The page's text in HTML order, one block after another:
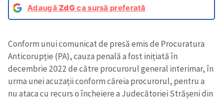
AdaugăZdG ca sursă preferată
Conform unui comunicat de presă emis de Procuratura
Anticorupție (PA), cauza penală a fost inițiată în
decembrie 2022 de către procurorul general interimar, în
urma unei acuzații conform căreia procurorul, pentru a
nu ataca cu recurs o încheiere a Judecătoriei Strășeni din